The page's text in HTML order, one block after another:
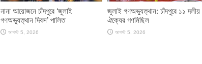
নানা আয়োজনে চাঁদপুরে ‘জুলাই
গণঅভ্যুত্থান দিবস’ পালিত
আগস্ট 5, 2026
জুলাই গণঅভ্যুত্থান: চাঁদপুরে ১১ দলীয়
ঐক্যের গণমিছিল
আগস্ট 5, 2026